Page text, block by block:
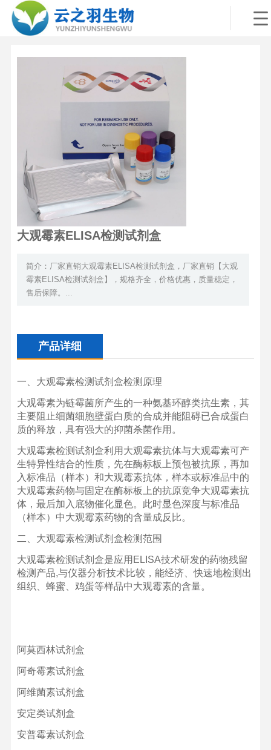
大观霉素ELISA检测试剂盒
简介：厂家直销大观霉素ELISA检测试剂盒，厂家直销【大观
霉素ELISA检测试剂盒】，规格齐全，价格优惠，质量稳定，
售后保障。...
产品详细
一、大观霉素检测试剂盒检测原理
大观霉素为链霉菌所产生的一种氨基环醇类抗生素，其
主要阻止细菌细胞壁蛋白质的合成并能阻碍已合成蛋白
质的释放，具有强大的抑菌杀菌作用。
大观霉素检测试剂盒利用大观霉素抗体与大观霉素可产
生特异性结合的性质，先在酶标板上预包被抗原，再加
入标准品（样本）和大观霉素抗体，样本或标准品中的
大观霉素药物与固定在酶标板上的抗原竞争大观霉素抗
体，最后加入底物催化显色。此时显色深度与标准品
（样本）中大观霉素药物的含量成反比。
二、大观霉素检测试剂盒检测范围
大观霉素检测试剂盒是应用ELISA技术研发的药物残留
检测产品,与仪器分析技术比较，能经济、快速地检测出
组织、蜂蜜、鸡蛋等样品中大观霉素的含量。
阿莫西林试剂盒
阿奇霉素试剂盒
阿维菌素试剂盒
安定类试剂盒
安普霉素试剂盒